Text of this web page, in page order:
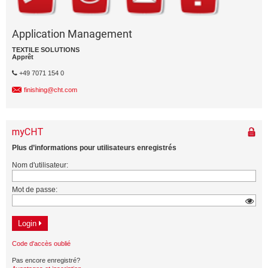
Application Management
TEXTILE SOLUTIONS
Apprêt
+49 7071 154 0
finishing@cht.com